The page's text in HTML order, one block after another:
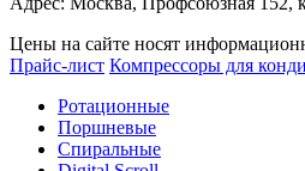
Цены на сайте носят
Прайс-лист Компрессоры для
Ротационные
Поршневые
Спиральные